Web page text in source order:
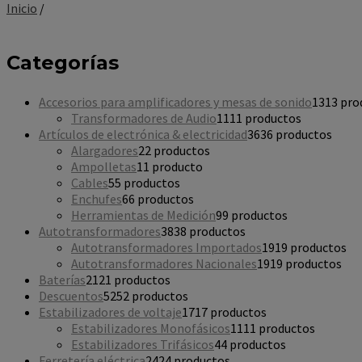
Inicio /
Categorías
Accesorios para amplificadores y mesas de sonido1313
Transformadores de Audio11 11 productos
Artículos de electrónica & electricidad3636 productos
Alargadores22 productos
Ampolletas1 1 producto
Cables55 productos
Enchufes66 productos
Herramientas de Medición99 productos
Autotransformadores3838 productos
Autotransformadores Importados1919 productos
Autotransformadores Nacionales1919 productos
Baterías21 21 productos
Descuentos5252 productos
Estabilizadores de voltaje1717 productos
Estabilizadores Monofásicos11 11 productos
Estabilizadores Trifásicos44 productos